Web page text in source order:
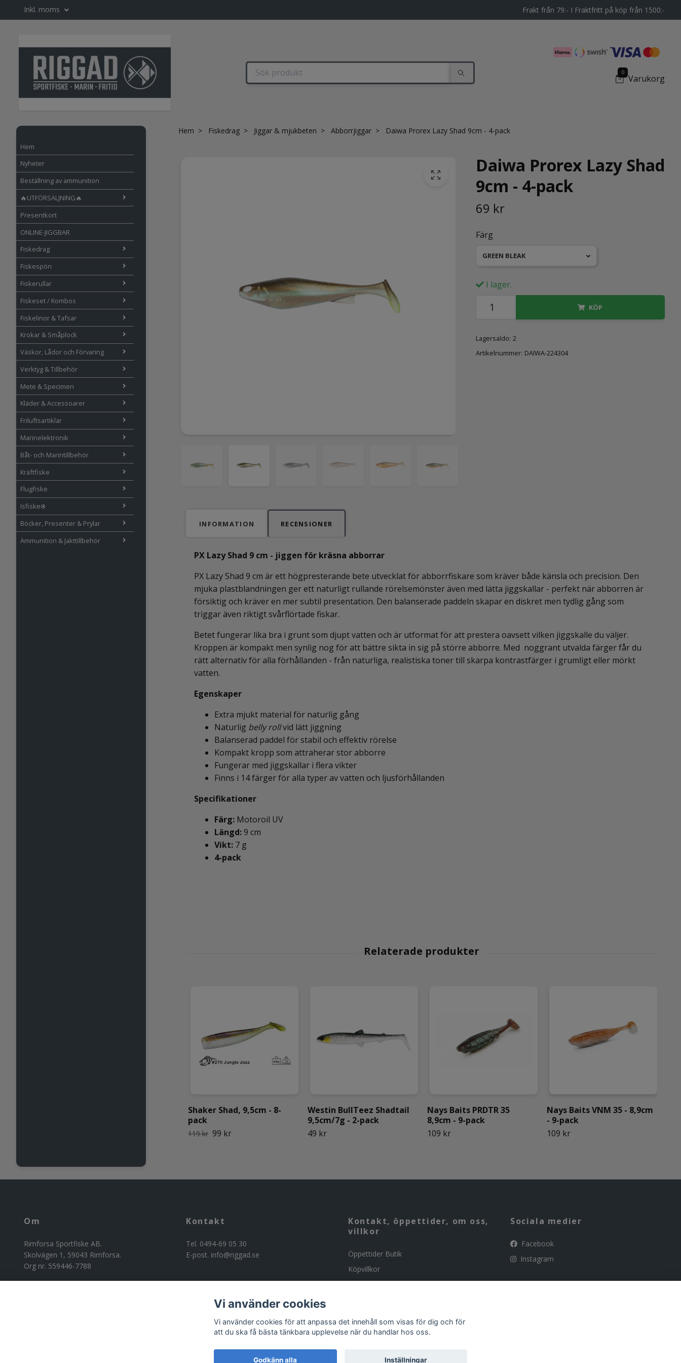
Inkl. moms Frakt från 79:- I Fraktfritt på köp från 1500:-
0
Varukorg
Hem
Nyheter
Beställning av ammunition
🔥UTFÖRSÄLJNING🔥
Presentkort
ONLINE-JIGGBAR
Fiskedrag
Fiskespön
Fiskerullar
Fiskeset / Kombos
Fiskelinor & Tafsar
Krokar & Småplock
Väskor, Lådor och Förvaring
Verktyg & Tillbehör
Mete & Specimen
Kläder & Accessoarer
Friluftsartiklar
Marinelektronik
Båt- och Marintillbehör
Kräftfiske
Flugfiske
Isfiske❄️
Böcker, Presenter & Prylar
Ammunition & Jakttillbehör
Hem Fiskedrag Jiggar & mjukbeten Abborrjiggar Daiwa Prorex Lazy Shad 9cm - 4-pack
Daiwa Prorex Lazy Shad
9cm - 4-pack
69 kr
Färg
GREEN BLEAK
I lager.
KÖP
Lagersaldo: 2
Artikelnummer: DAIWA-224304
INFORMATION RECENSIONER
PX Lazy Shad 9 cm - jiggen för kräsna abborrar
PX Lazy Shad 9 cm är ett högpresterande bete utvecklat för abborrfiskare som kräver både känsla och precision. Den
mjuka plastblandningen ger ett naturligt rullande rörelsemönster även med lätta jiggskallar - perfekt när abborren är
försiktig och kräver en mer subtil presentation. Den balanserade paddeln skapar en diskret men tydlig gång som
triggar även riktigt svårflörtade fiskar.
Betet fungerar lika bra i grunt som djupt vatten och är utformat för att prestera oavsett vilken jiggskalle du väljer.
Kroppen är kompakt men synlig nog för att bättre sikta in sig på större abborre. Med noggrant utvalda färger får du
rätt alternativ för alla förhållanden - från naturliga, realistiska toner till skarpa kontrastfärger i grumligt eller mörkt
vatten.
Egenskaper
Extra mjukt material för naturlig gång
Naturlig belly rollvid lätt jiggning
Balanserad paddel för stabil och effektiv rörelse
Kompakt kropp som attraherar stor abborre
Fungerar med jiggskallar i flera vikter
Finns i 14 färger för alla typer av vatten och ljusförhållanden
Specifikationer
Färg: Motoroil UV
Längd:9 cm
Vikt: 7 g
4-pack
Shaker Shad, 9,5cm - 8-
pack
119 kr 99 kr
Westin BullTeez Shadtail
9,5cm/7g - 2-pack
49 kr
Nays Baits PRDTR 35
8,9cm - 9-pack
109 kr
Nays Baits VNM 35 - 8,9cm
- 9-pack
109 kr
Om
Rimforsa Sportfiske AB.
Skolvägen 1, 59043 Rimforsa.
Org nr. 559446-7788
Kontakt
Tel. 0494-69 05 30
E-post. info@riggad.se
Kontakt, öppettider, om oss,
villkor
Öppettider Butik
Köpvillkor
Sociala medier
Facebook
Instagram
Vi använder cookies
Vi använder cookies för att anpassa det innehåll som visas för dig och för
att du ska få bästa tänkbara upplevelse när du handlar hos oss.
Godkänn alla Inställningar